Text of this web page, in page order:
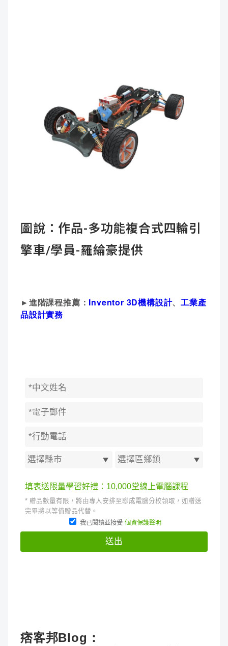
圖說：作品-多功能複合式四輪引
擎車/學員-羅綸豪提供
►進階課程推薦： Inventor 3D機構設計、工業產
品設計實務
痞客邦Blog：